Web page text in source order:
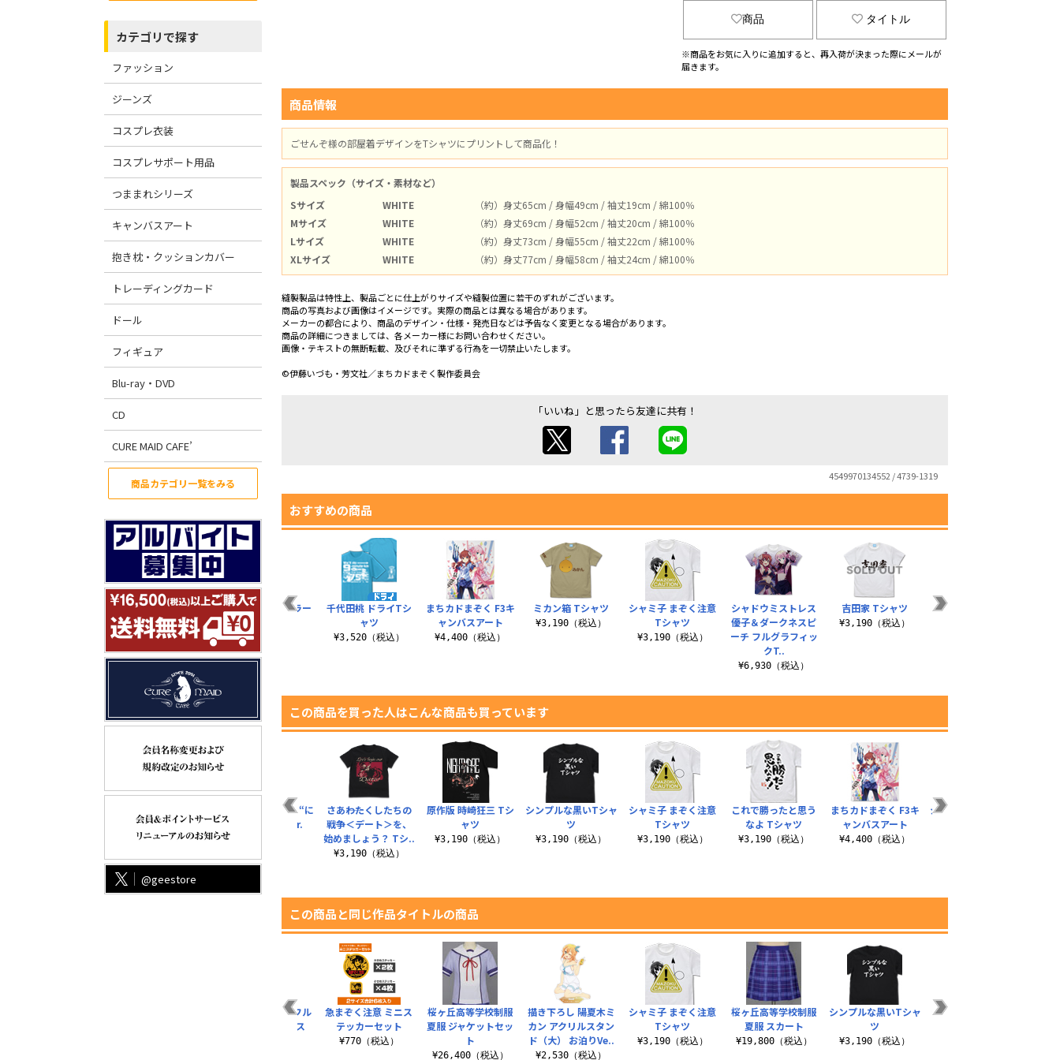
カテゴリで探す
ファッション
ジーンズ
コスプレ衣装
コスプレサポート用品
つままれシリーズ
キャンバスアート
抱き枕・クッションカバー
トレーディングカード
ドール
フィギュア
Blu-ray・DVD
CD
CURE MAID CAFE’
商品カテゴリ一覧をみる
@geestore
商品 タイトル
※商品をお気に入りに追加すると、再入荷が決まった際にメールが
届きます。
商品情報
ごせんぞ様の部屋着デザインをTシャツにプリントして商品化！
製品スペック（サイズ・素材など）
Sサイズ
WHITE
（約）身丈65cm / 身幅49cm / 袖丈19cm / 綿100％
Mサイズ
WHITE
（約）身丈69cm / 身幅52cm / 袖丈20cm / 綿100％
Lサイズ
WHITE
（約）身丈73cm / 身幅55cm / 袖丈22cm / 綿100％
XLサイズ
WHITE （約）身丈77cm / 身幅58cm / 袖丈24cm / 綿100％
縫製製品は特性上、製品ごとに仕上がりサイズや縫製位置に若干のずれがございます。
商品の写真および画像はイメージです。実際の商品とは異なる場合があります。
メーカーの都合により、商品のデザイン・仕様・発売日などは予告なく変更となる場合があります。
商品の詳細につきましては、各メーカー様にお問い合わせください。
画像・テキストの無断転載、及びそれに準ずる行為を一切禁止いたします。
©伊藤いづも・芳文社／まちカドまぞく製作委員会
「いいね」と思ったら友達に共有！
4549970134552 / 4739-1319
おすすめの商品
ミカン箱 Tシャツ
¥3,190（税込）
シャミ子 まぞく注意
Tシャツ
¥3,190（税込）
シャドウミストレス
優子＆ダークネスピ
ーチ フルグラフィッ
クT..
¥6,930（税込）
吉田家 Tシャツ
¥3,190（税込）
まちカドまぞく 光vs
なよ Tシャツ Ver.2.0
シャドウミストレス
優子 両面フルグラフ
ィックTシャツ
¥6,600（税込）
まちカドまぞく ラー
ジトート
¥1,980（税込）
千代田桃 ドライTシ
ャツ
¥3,520（税込）
まちカドまぞく F3キ
ャンバスアート
¥4,400（税込）
この商品を買った人はこんな商品も買っています
シンプルな黒いTシャ
ツ
¥3,190（税込）
シャミ子 まぞく注意
Tシャツ
¥3,190（税込）
これで勝ったと思う
なよ Tシャツ
¥3,190（税込）
まちカドまぞく F3キ
ャンバスアート
¥4,400（税込）
シンプルな白いTシャ
優子のつづく Tシャ
ツ
時崎狂三 Tシャツ “に
ゃいとめあ”Ver.
さあ――わたくしたちの
戦争＜デート＞を、
始めましょう？ Tシ..
¥3,190（税込）
原作版 時崎狂三 Tシ
ャツ
¥3,190（税込）
この商品と同じ作品タイトルの商品
描き下ろし 陽夏木ミ
カン アクリルスタン
ド（大） お泊りVe..
¥2,530（税込）
シャミ子 まぞく注意
Tシャツ
¥3,190（税込）
桜ヶ丘高等学校制服
夏服 スカート
¥19,800（税込）
シンプルな黒いTシャ
ツ
¥3,190（税込）
まちカドまぞく2丁目
まぞく出没注意 フル
カラーパスケース
急まぞく注意 ミニス
テッカーセット
¥770（税込）
桜ヶ丘高等学校制服
夏服 ジャケットセッ
ト
¥26,400（税込）